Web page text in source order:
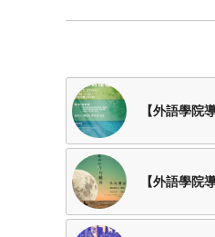
【外語學院
【外語學院